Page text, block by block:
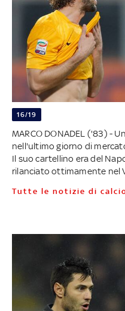
16/19
MARCO DONADEL ('83) -
nell'ultimo giorno di
Il suo cartellino era del
rilanciato ottimamente nel
Tutte le notizie di